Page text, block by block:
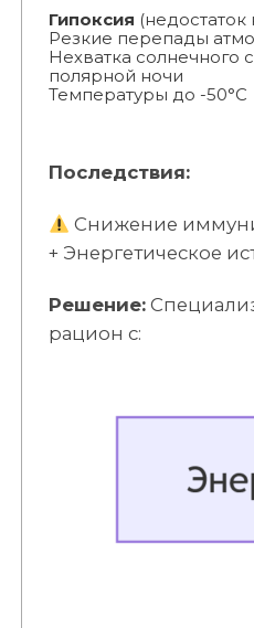
Гипоксия
Резкие перепады
Нехватка солнечного
полярной ночи
Температуры до -50°C
Последствия:
Снижение
+ Энергетическое
Решение:
рацион с: